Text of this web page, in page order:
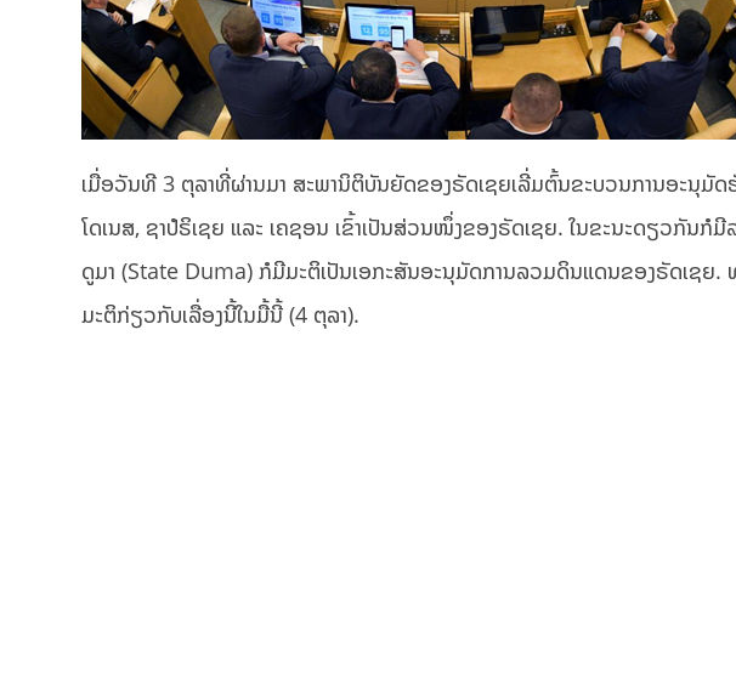
ເມື່ອວັນທີ 3 ຕຸລາທີ່ຜ່ານມາ ສະພານິຕິບັນຍັດຂອງຣັດເຊຍເລີ່ມຕົ້ນຂະບວນການອະນຸມັ
ໂດເນສ, ຊາປໍຣິເຊຍ ແລະ ເຄຊອນ ເຂົ້າເປັນສ່ວນໜຶ່ງຂອງຣັດເຊຍ. ໃນຂະນະດຽວກັນກໍ
ດູມາ (State Duma) ກໍມີມະຕິເປັນເອກະສັນອະນຸມັດການລວມດິນແດນຂອງຣັດເຊຍ.
ມະຕິກ່ຽວກັບເລື່ອງນີ້ໃນມື້ນີ້ (4 ຕຸລາ).